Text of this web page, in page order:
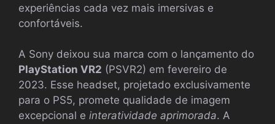
experiências cada vez mais imersivas e
confortáveis.
A Sony deixou sua marca com o lançamento do
PlayStation VR2 (PSVR2) em fevereiro de
2023. Esse headset, projetado exclusivamente
para o PS5, promete qualidade de imagem
excepcional e interatividade aprimorada. A